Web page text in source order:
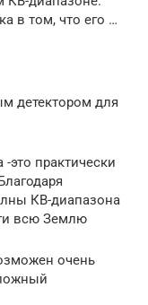
в том, что его …
детектором для
практически
КВ-диапазона
всю Землю
очень